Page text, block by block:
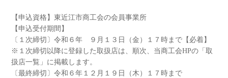
【申込資格】東近江市商工会の会員事業所
【申込受付期間】
〔１次締切〕令和６年 ９月１３日（金）１７時まで【必着】
※１次締切以降に登録した取扱店は、順次、当商工会HPの「取
扱店一覧」に掲載します。
〔最終締切〕令和６年１２月１９日（木）１７時まで